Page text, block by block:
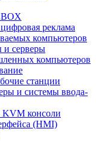
реклама
компьютеров
серверы
компьютеров
станции
и системы ввода-
консоли
(HMI)